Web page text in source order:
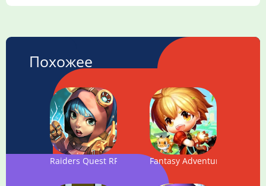
Похожее
Raiders Quest RPG Fantasy Adventure: Latest 3D